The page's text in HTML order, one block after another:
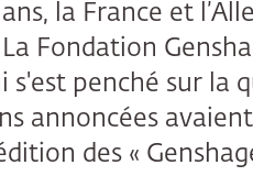
ans, la France et
Fondation
s'est penché sur la
annoncées
des «